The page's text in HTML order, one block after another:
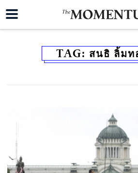
TAG: สนธิ ลิ้มท